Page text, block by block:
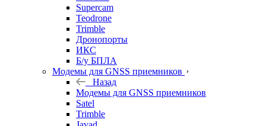
Supercam
Teodrone
Trimble
Дронопорты
ИКС
Б/у БПЛА
Модемы для GNSS приемников
Назад
Модемы для GNSS приемников
Satel
Trimble